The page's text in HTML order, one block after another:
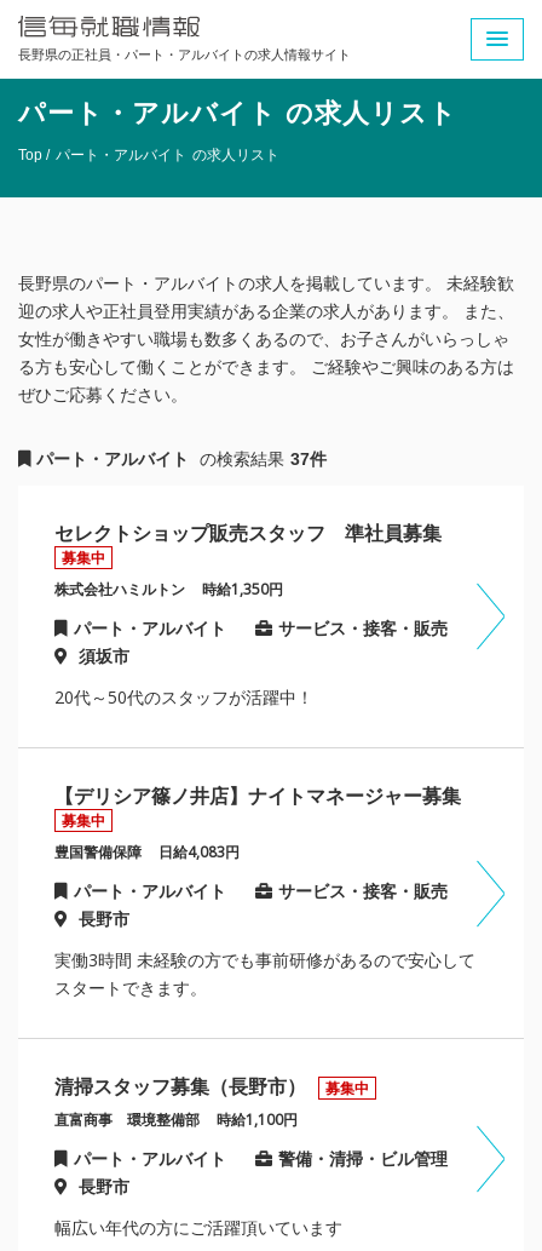
長野県の正社員・パート・アルバイトの求人情報サイト
パート・アルバイト の求人リスト
Top / パート・アルバイト の求人リスト
長野県のパート・アルバイトの求人を掲載しています。 未経験歓
迎の求人や正社員登用実績がある企業の求人があります。 また、
女性が働きやすい職場も数多くあるので、お子さんがいらっしゃ
る方も安心して働くことができます。 ご経験やご興味のある方は
ぜひご応募ください。
パート・アルバイト の検索結果 37件
セレクトショップ販売スタッフ 準社員募集
募集中
株式会社ハミルトン 時給1,350円
パート・アルバイト
サービス・接客・販売
須坂市
20代～50代のスタッフが活躍中！
【デリシア篠ノ井店】ナイトマネージャー募集
募集中
豊国警備保障 日給4,083円
パート・アルバイト
サービス・接客・販売
長野市
実働3時間 未経験の方でも事前研修があるので安心して
スタートできます。
清掃スタッフ募集（長野市） 募集中
直富商事 環境整備部 時給1,100円
パート・アルバイト
警備・清掃・ビル管理
長野市
幅広い年代の方にご活躍頂いています